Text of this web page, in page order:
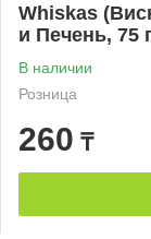
Whiskas
и Печень, 75 г
В наличии
Розница
260 ₸